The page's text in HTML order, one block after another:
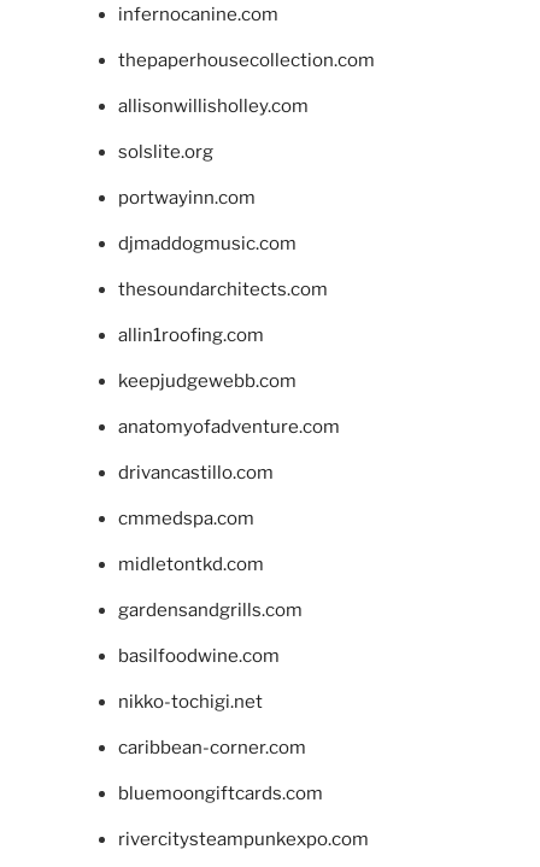
infernocanine.com
thepaperhousecollection.com
allisonwillisholley.com
solslite.org
portwayinn.com
djmaddogmusic.com
thesoundarchitects.com
allin1roofing.com
keepjudgewebb.com
anatomyofadventure.com
drivancastillo.com
cmmedspa.com
midletontkd.com
gardensandgrills.com
basilfoodwine.com
nikko-tochigi.net
caribbean-corner.com
bluemoongiftcards.com
rivercitysteampunkexpo.com